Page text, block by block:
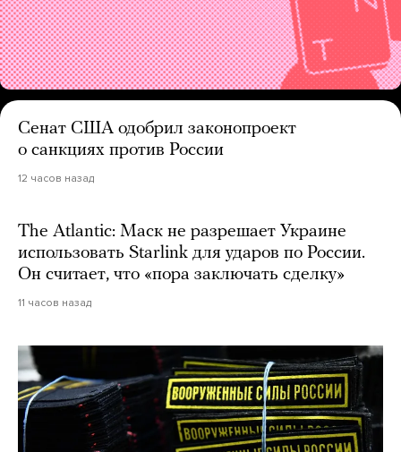
Сенат США одобрил законопроект
о санкциях против России
12 часов назад
The Atlantic: Маск не разрешает Украине
использовать Starlink для ударов по России.
Он считает, что «пора заключать сделку»
11 часов назад